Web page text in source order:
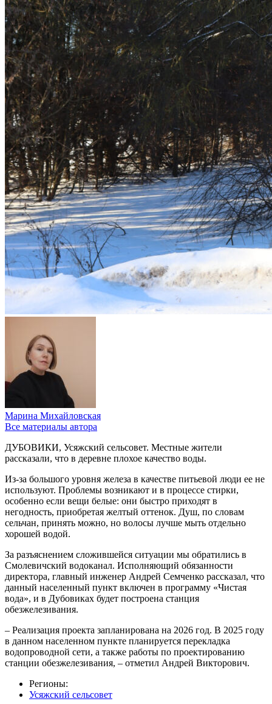
Марина Михайловская
Все материалы автора
ДУБОВИКИ, Усяжский сельсовет. Местные жители
рассказали, что в деревне плохое качество воды.
Из-за большого уровня железа в качестве питьевой люди ее не
используют. Проблемы возникают и в процессе стирки,
особенно если вещи белые: они быстро приходят в
негодность, приобретая желтый оттенок. Душ, по словам
сельчан, принять можно, но волосы лучше мыть отдельно
хорошей водой.
За разъяснением сложившейся ситуации мы обратились в
Смолевичский водоканал. Исполняющий обязанности
директора, главный инженер Андрей Семченко рассказал, что
данный населенный пункт включен в программу «Чистая
вода», и в Дубовиках будет построена станция
обезжелезивания.
– Реализация проекта запланирована на 2026 год. В 2025 году
в данном населенном пункте планируется перекладка
водопроводной сети, а также работы по проектированию
станции обезжелезивания, – отметил Андрей Викторович.
Регионы:
Усяжский сельсовет